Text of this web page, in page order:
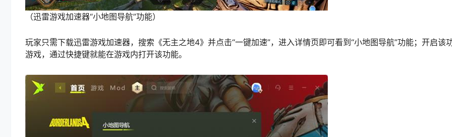
（迅雷游戏加速器“小地图导航”功能）
玩家只需下载迅雷游戏加速器，搜索《无主之地4》并点击“一键加速”，进入详情页即可看到“小地图导航”功能；开启该
游戏，通过快捷键就能在游戏内打开该功能。